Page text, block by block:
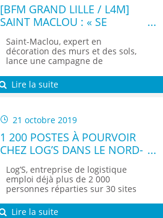
[BFM GRAND LILLE / L4M]
SAINT MACLOU : « SE
RENOUVELER, C’EST LA
FORCE DE NOTRE
ENTREPRISE »
Saint-Maclou, expert en
décoration des murs et des sols,
lance une campagne de
Lire la suite
21 octobre 2019
1 200 POSTES À POURVOIR
CHEZ LOG’S DANS LE NORD-
Log’S, entreprise de logistique
emploi déjà plus de 2 000
personnes réparties sur 30 sites
Lire la suite